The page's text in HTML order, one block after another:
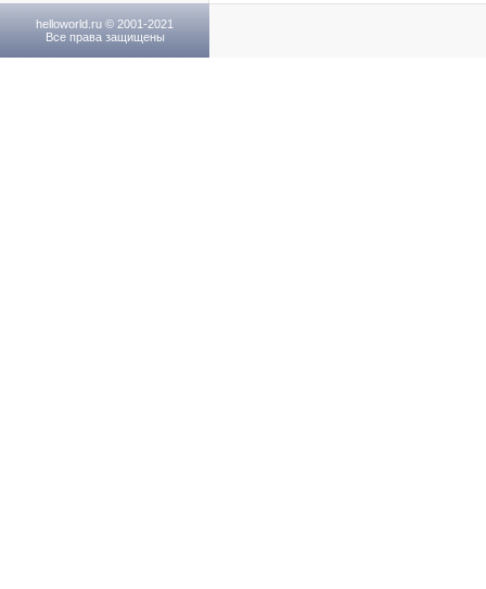
helloworld.ru © 2001-2021
Все права защищены